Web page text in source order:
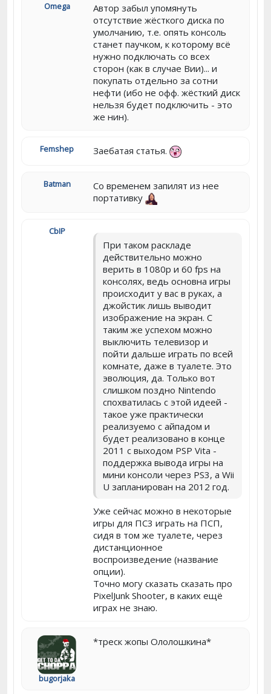
Omega
Автор забыл упомянуть
отсутствие жёсткого диска по
умолчанию, т.е. опять консоль
станет паучком, к которому всё
нужно подключать со всех
сторон (как в случае Вии)... и
покупать отдельно за сотни
нефти (ибо не офф. жёсткий диск
нельзя будет подключить - это
же нин).
Femshep Заебатая статья.
Batman
Со временем запилят из нее
портативку
CbIP
При таком раскладе
действительно можно
верить в 1080p и 60 fps на
консолях, ведь основна игры
происходит у вас в руках, а
джойстик лишь выводит
изображение на экран. С
таким же успехом можно
выключить телевизор и
пойти дальше играть по всей
комнате, даже в туалете. Это
эволюция, да. Только вот
слишком поздно Nintendo
спохватилась с этой идеей -
такое уже практически
реализуемо с айпадом и
будет реализовано в конце
2011 с выходом PSP Vita -
поддержка вывода игры на
мини консоли через PS3, а Wii
U запланирован на 2012 год.
Уже сейчас можно в некоторые
игры для ПС3 играть на ПСП,
сидя в том же туалете, через
дистанционное
воспроизведение (название
опции).
Точно могу сказать сказать про
PixelJunk Shooter, в каких ещё
играх не знаю.
bugorjaka
*треск жопы Ололошкина*